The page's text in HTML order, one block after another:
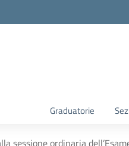
Graduatorie
sessione ordinaria